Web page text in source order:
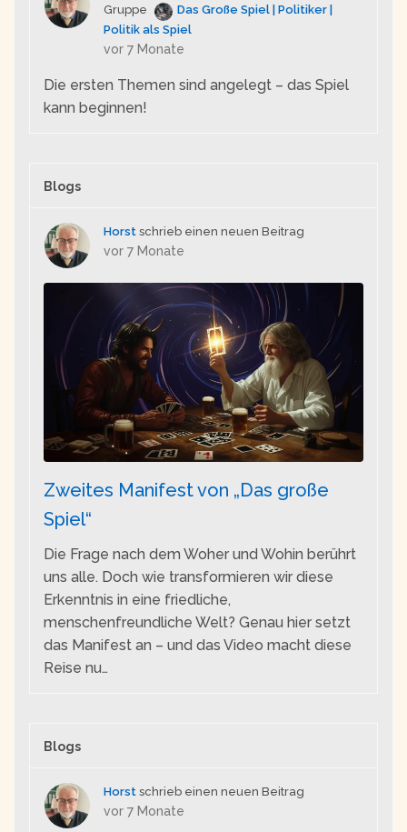
Gruppe
Das Große Spiel | Politiker |
Politik als Spiel
vor 7 Monate
Die ersten Themen sind angelegt – das Spiel
kann beginnen!
Blogs
Horst schrieb einen neuen Beitrag
vor 7 Monate
Zweites Manifest von „Das große
Spiel“
Die Frage nach dem Woher und Wohin berührt
uns alle. Doch wie transformieren wir diese
Erkenntnis in eine friedliche,
menschenfreundliche Welt? Genau hier setzt
das Manifest an – und das Video macht diese
Reise nu…
Blogs
Horst schrieb einen neuen Beitrag
vor 7 Monate